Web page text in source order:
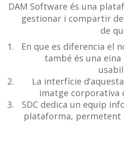
DAM Software és una
gestionar i compartir
de
En que es diferencia el
també és una
La interfície
imatge corporativa
SDC dedica un equip
plataforma, permetent